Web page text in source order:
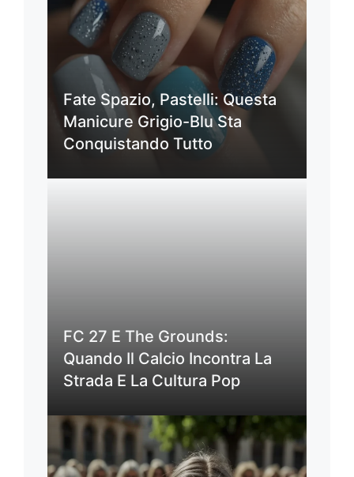
Fate Spazio, Pastelli: Questa
Manicure Grigio-Blu Sta
Conquistando Tutto
FC 27 E The Grounds:
Quando Il Calcio Incontra La
Strada E La Cultura Pop